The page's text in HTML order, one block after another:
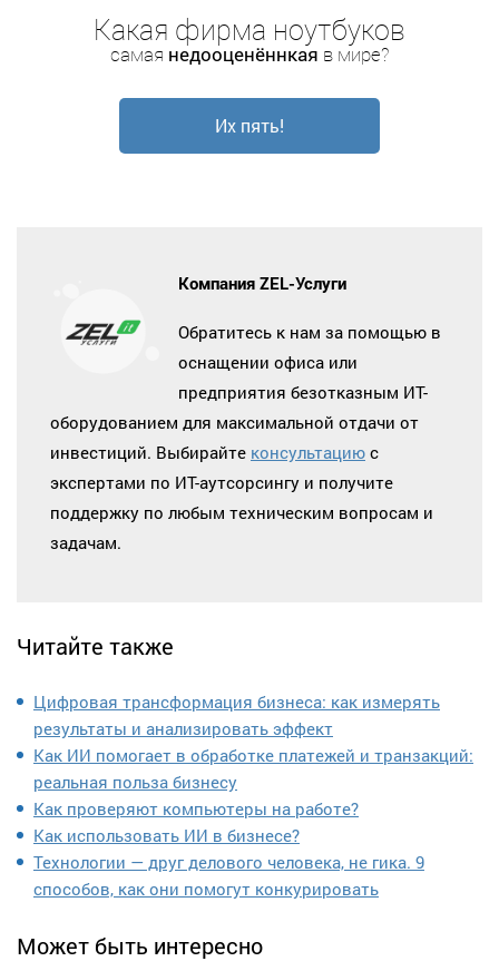
Какая фирма ноутбуков
самая недооценённкая в мире?
Их пять!
Компания ZEL-Услуги
Обратитесь к нам за помощью в
оснащении офиса или
предприятия безотказным ИТ-
оборудованием для максимальной отдачи от
инвестиций. Выбирайте консультацию с
экспертами по ИТ-аутсорсингу и получите
поддержку по любым техническим вопросам и
задачам.
Читайте также
Цифровая трансформация бизнеса: как измерять
результаты и анализировать эффект
Как ИИ помогает в обработке платежей и транзакций:
реальная польза бизнесу
Как проверяют компьютеры на работе?
Как использовать ИИ в бизнесе?
Технологии — друг делового человека, не гика. 9
способов, как они помогут конкурировать
Может быть интересно